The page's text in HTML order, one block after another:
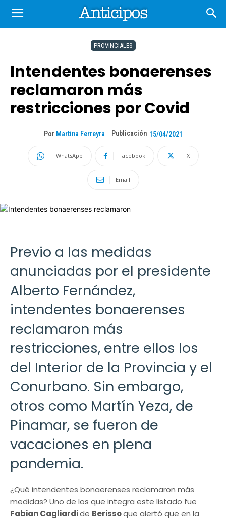
PROVINCIALES
Intendentes bonaerenses
reclamaron más
restricciones por Covid
Por Martina Ferreyra Publicación 15/04/2021
WhatsApp Facebook X
Email
Previo a las medidas
anunciadas por el presidente
Alberto Fernández,
intendentes bonaerenses
reclamaron más
restricciones, entre ellos los
del Interior de la Provincia y el
Conurbano. Sin embargo,
otros como Martín Yeza, de
Pinamar, se fueron de
vacaciones en plena
pandemia.
¿Qué intendentes bonaerenses reclamaron más
medidas? Uno de los que integra este listado fue
Fabian Cagliardide Berissoque alertó que en la